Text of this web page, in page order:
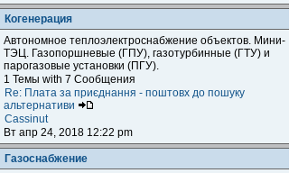
Когенерация
Автономное теплоэлектроснабжение объектов. Мини-
ТЭЦ. Газопоршневые (ГПУ), газотурбинные (ГТУ) и
парогазовые установки (ПГУ).
1 Темы with 7 Сообщения
Re: Плата за приєднання - поштовх до пошуку
альтернативи
Cassinut
Вт апр 24, 2018 12:22 pm
Газоснабжение